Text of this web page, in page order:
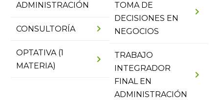
ADMINISTRACIÓN
CONSULTORÍA chevron_right
OPTATIVA (1
MATERIA)
chevron_right
TOMA DE
DECISIONES EN
NEGOCIOS
chevron_right
TRABAJO
INTEGRADOR
FINAL EN
ADMINISTRACIÓN
chevron_right